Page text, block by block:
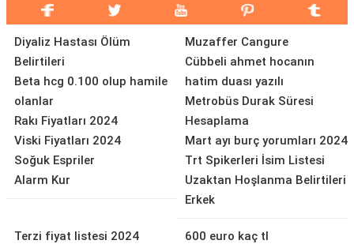
Diyaliz Hastası Ölüm
Belirtileri
Beta hcg 0.100 olup hamile
olanlar
Rakı Fiyatları 2024
Viski Fiyatları 2024
Soğuk Espriler
Alarm Kur
Muzaffer Cangure
Cübbeli ahmet hocanın
hatim duası yazılı
Metrobüs Durak Süresi
Hesaplama
Mart ayı burç yorumları 2024
Trt Spikerleri İsim Listesi
Uzaktan Hoşlanma Belirtileri
Erkek
Terzi fiyat listesi 2024
600 euro kaç tl